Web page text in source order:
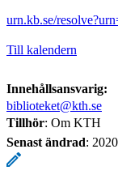
urn.kb.se/
Till kalendern
Innehållsansvarig:
biblioteket@kth.se
Tillhör: Om KTH
Senast ändrad: